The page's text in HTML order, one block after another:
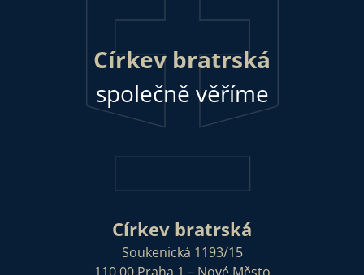
Církev bratrská
společně věříme
Církev bratrská
Soukenická 1193/15